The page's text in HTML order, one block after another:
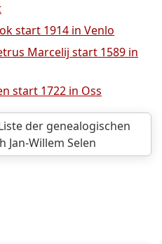
start 1914 in Venlo
Marcelij start 1589 in
start 1722 in Oss
der genealogischen
Jan-Willem Selen